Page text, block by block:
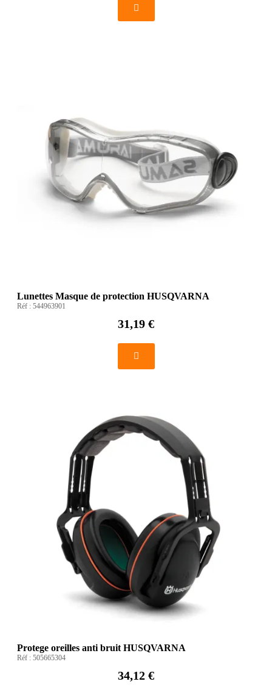
Lunettes Masque de protection HUSQVARNA
Réf : 544963901
31,19 €
Protege oreilles anti bruit HUSQVARNA
Réf : 505665304
34,12 €